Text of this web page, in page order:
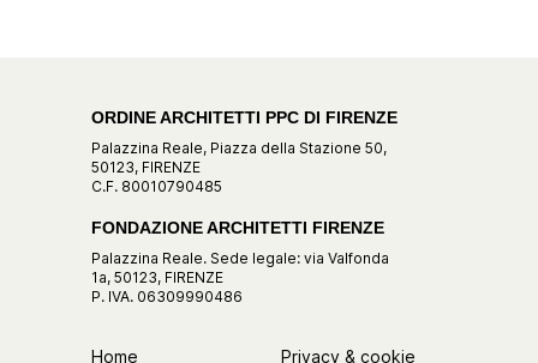
ORDINE ARCHITETTI PPC DI FIRENZE
Palazzina Reale, Piazza della Stazione 50,
50123, FIRENZE
C.F. 80010790485
FONDAZIONE ARCHITETTI FIRENZE
Palazzina Reale. Sede legale: via Valfonda
1a, 50123, FIRENZE
P. IVA. 06309990486
Home Privacy & cookie